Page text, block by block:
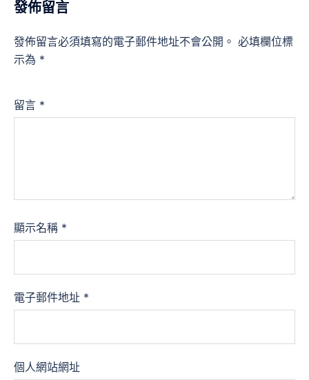
發佈留言
發佈留言必須填寫的電子郵件地址不會公開。 必填欄位標
示為 *
留言 *
顯示名稱 *
電子郵件地址 *
個人網站網址